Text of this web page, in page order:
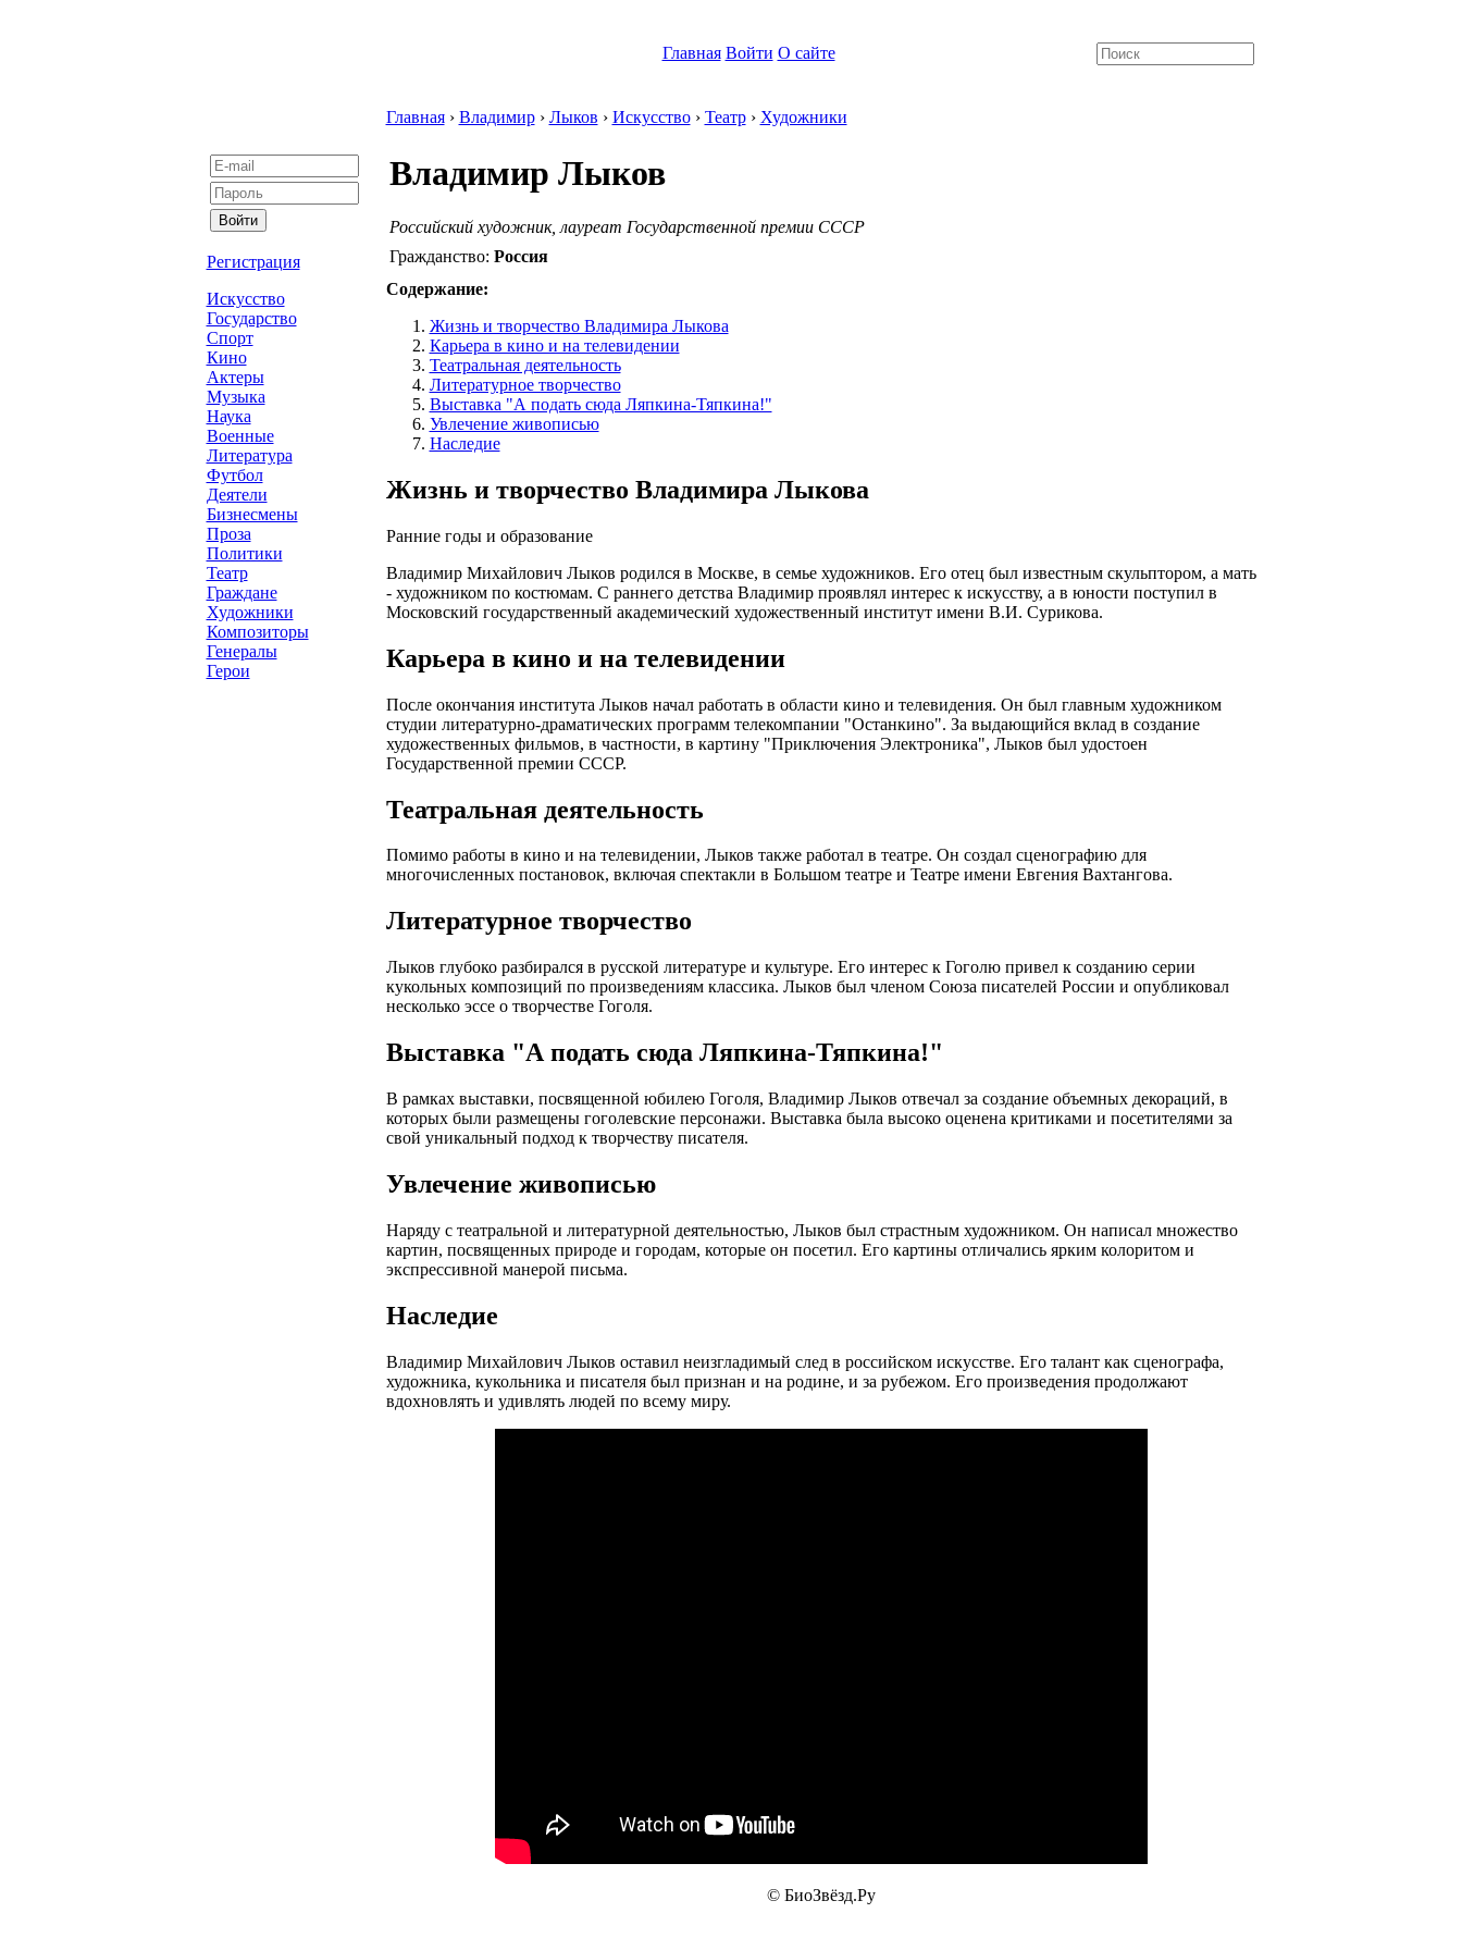
Главная Войти О сайте
Регистрация
Искусство
Государство
Спорт
Кино
Актеры
Музыка
Наука
Военные
Литература
Футбол
Деятели
Бизнесмены
Проза
Политики
Театр
Граждане
Художники
Композиторы
Генералы
Герои
Главная› Владимир› Лыков › Искусство› Театр› Художники
Владимир Лыков
Российский художник, лауреат Государственной премии СССР
Гражданство: Россия
Содержание:
Жизнь и творчество Владимира Лыкова
Карьера в кино и на телевидении
Театральная деятельность
Литературное творчество
Выставка "А подать сюда Ляпкина-Тяпкина!"
Увлечение живописью
Наследие
Жизнь и творчество Владимира Лыкова
Ранние годы и образование
Владимир Михайлович Лыков родился в Москве, в семье художников. Его отец был известным скульптором, а мать
- художником по костюмам. С раннего детства Владимир проявлял интерес к искусству, а в юности поступил в
Московский государственный академический художественный институт имени В.И. Сурикова.
Карьера в кино и на телевидении
После окончания института Лыков начал работать в области кино и телевидения. Он был главным художником
студии литературно-драматических программ телекомпании "Останкино". За выдающийся вклад в создание
художественных фильмов, в частности, в картину "Приключения Электроника", Лыков был удостоен
Государственной премии СССР.
Театральная деятельность
Помимо работы в кино и на телевидении, Лыков также работал в театре. Он создал сценографию для
многочисленных постановок, включая спектакли в Большом театре и Театре имени Евгения Вахтангова.
Литературное творчество
Лыков глубоко разбирался в русской литературе и культуре. Его интерес к Гоголю привел к созданию серии
кукольных композиций по произведениям классика. Лыков был членом Союза писателей России и опубликовал
несколько эссе о творчестве Гоголя.
Выставка "А подать сюда Ляпкина-Тяпкина!"
В рамках выставки, посвященной юбилею Гоголя, Владимир Лыков отвечал за создание объемных декораций, в
которых были размещены гоголевские персонажи. Выставка была высоко оценена критиками и посетителями за
свой уникальный подход к творчеству писателя.
Увлечение живописью
Наряду с театральной и литературной деятельностью, Лыков был страстным художником. Он написал множество
картин, посвященных природе и городам, которые он посетил. Его картины отличались ярким колоритом и
экспрессивной манерой письма.
Наследие
Владимир Михайлович Лыков оставил неизгладимый след в российском искусстве. Его талант как сценографа,
художника, кукольника и писателя был признан и на родине, и за рубежом. Его произведения продолжают
вдохновлять и удивлять людей по всему миру.
© БиоЗвёзд.Ру